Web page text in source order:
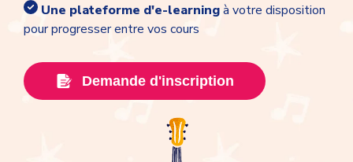
Une plateforme d'e-learningà votre disposition
pour progresser entre vos cours
Demande d'inscription